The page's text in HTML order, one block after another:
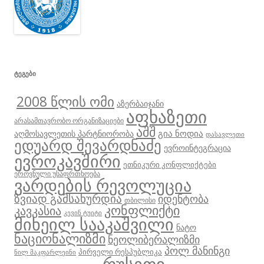
ᲢᲔᲒᲔᲑᲘ
2008 წლის ომი აზერბაიჯანი
არასამთავრობო ორგანიზაციები აფხაზეთი
აღმოსავლეთის პარტნიორობა აშშ გია ნოდია დასავლეთი
ედუარდ შევარდნაძე ევროინტეგრაცია
ევროკავშირი ეთნიკური კონფლიქტები
ეროვნული უსაფრთხოება
ვარდების რევოლუცია
ზვიად გამსახურდია თბილისი იდენტობა
კავკასია კევინ ტუიტი კონფლიქტი
მიხეილ სააკაშვილი ნატო
ნაციონალიზმინეოლიბერალიზმი
ნილ მაკფარლეინი პირველი რესპუბლიკა პოლ მანინგი